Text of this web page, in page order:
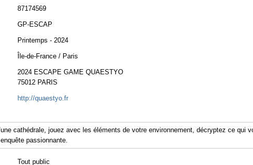
87174569
GP-ESCAP
Printemps - 2024
Île-de-France / Paris
2024 ESCAPE GAME QUAESTYO
75012 PARIS
http://quaestyo.fr
cathédrale, jouez avec les éléments de votre environnement, décryptez ce qui
passionnante.
Tout public